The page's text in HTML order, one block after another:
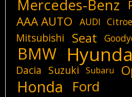
Mercedes-Benz
AAA AUTO
AUDI
Mitsubishi Seat
BMW
Dacia Suzuki Subaru
Honda Ford